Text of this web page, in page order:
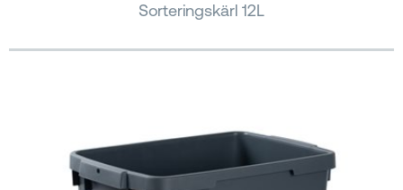
Sorteringskärl 12L